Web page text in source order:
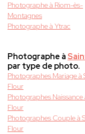
Photographe à Riom-ès-
Montagnes
Photographe à Ytrac
Photographe à
par type de photo.
Photographes Mariage à
Flour
Photographes Naissance
Flour
Photographes Couple à
Flour